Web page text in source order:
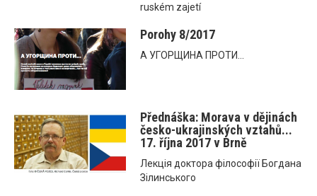
ruském zajetí
Porohy 8/2017
А УГОРЩИНА ПРОТИ...
Přednáška: Morava v dějinách
česko-ukrajinských vztahů...
17. října 2017 v Brně
Лекція доктора філософії Богдана
Зілинського